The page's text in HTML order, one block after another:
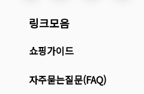
링크모음
쇼핑가이드
자주묻는질문(FAQ)